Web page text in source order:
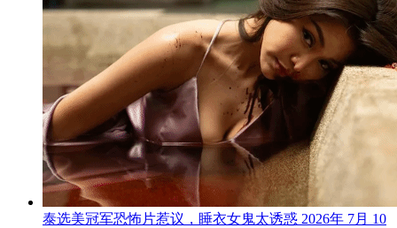
泰选美冠军恐怖片惹议，睡衣女鬼太诱惑 2026年 7月 10